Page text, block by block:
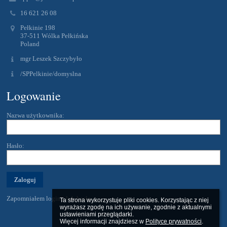
Ta strona wykorzystuje pliki cookies. Korzystając z niej
wyrażasz zgodę na ich używanie, zgodnie z aktualnymi
ustawieniami przeglądarki.
Więcej informacji znajdziesz w Polityce prywatności.
16 621 26 08
Pełkinie 198
37-511 Wólka Pełkińska
Poland
mgr Leszek Szczybyło
/SPPelkinie/domyslna
Logowanie
Nazwa użytkownika:
Hasło:
Zapomniałem loginu lub hasła